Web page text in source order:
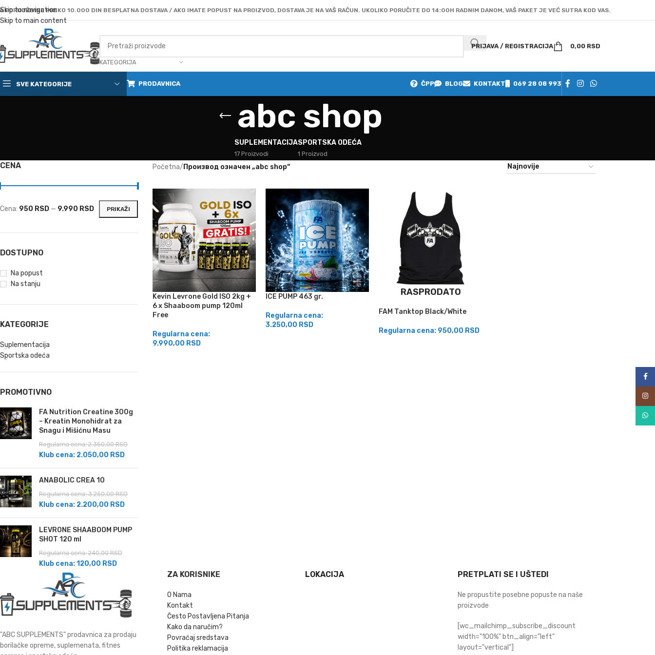
Skip to navigation
Skip to main content
PORUDŽBINE PREKO 10.000 DIN BESPLATNA DOSTAVA / AKO IMATE POPUST NA PROIZVOD, DOSTAVA JE NA VAŠ RAČUN. UKOLIKO PORUČITE DO 14:00H RADNIM DANOM, VAŠ PAKET JE VEĆ SUTRA KOD VAS.
KATEGORIJA
PRIJAVA / REGISTRACIJA 0,00 RSD
SVE KATEGORIJE PRODAVNICA ČPP BLOG KONTAKT 069 28 08 993
abc shop
SUPLEMENTACIJA
17 Proizvodi
SPORTSKA ODEĆA
1 Proizvod
CENA
PRIKAŽI
Cena: 950 RSD — 9.990 RSD
DOSTUPNO
Na popust
Na stanju
KATEGORIJE
Suplementacija
Sportska odeća
PROMOTIVNO
FA Nutrition Creatine 300g
– Kreatin Monohidrat za
Snagu i Mišićnu Masu
Regularna cena:2.350,00RSD
Klub cena: 2.050,00 RSD
ANABOLIC CREA 10
Regularna cena:3.250,00RSD
Klub cena: 2.200,00 RSD
LEVRONE SHAABOOM PUMP
SHOT 120 ml
Regularna cena:240,00RSD
Klub cena:120,00 RSD
Početna/ Производ oзначен „abc shop“
Kevin Levrone Gold ISO 2kg +
6 x Shaaboom pump 120ml
Free
Regularna cena:
9.990,00 RSD
ICE PUMP 463 gr.
Regularna cena:
3.250,00 RSD
RASPRODATO
FAM Tanktop Black/White
Regularna cena: 950,00 RSD
"ABC SUPPLEMENTS" prodavnica za prodaju
borilačke opreme, suplemenata, fitnes
ZA KORISNIKE
O Nama
Kontakt
Često Postavljena Pitanja
Kako da naručim?
Povraćaj sredstava
Politika reklamacija
LOKACIJA PRETPLATI SE I UŠTEDI
Ne propustite posebne popuste na naše
proizvode
[wc_mailchimp_subscribe_discount
width="100%" btn_align="left"
layout="vertical"]